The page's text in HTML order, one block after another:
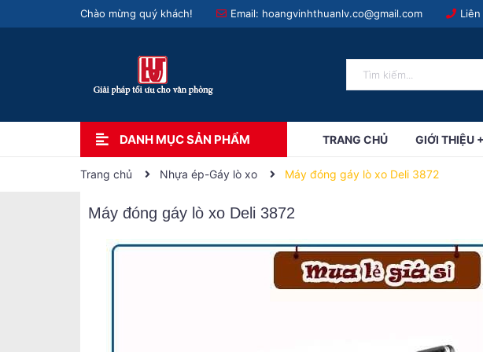
Chào mừng quý khách! Email: hoangvinhthuanlv.co@gmail.com
DANH MỤC SẢN PHẨM TRANG CHỦ GIỚI THIỆU
Trang chủ Nhựa ép-Gáy lò xo Máy đóng gáy lò xo Deli 3872
Máy đóng gáy lò xo Deli 3872